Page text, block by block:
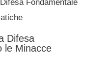
Difesa
le Minacce